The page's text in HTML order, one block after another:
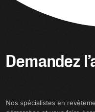
Demandez
Nos spécialistes en